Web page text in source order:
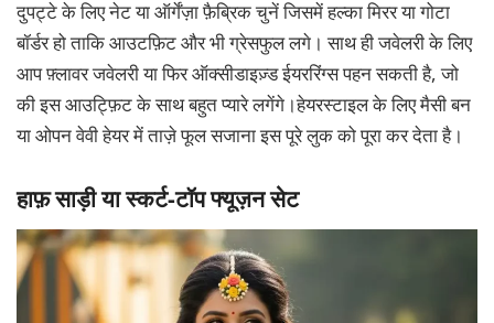
दुपट्टे के लिए नेट या ऑर्गेंज़ा फ़ैब्रिक चुनें जिसमें हल्का मिरर या गोटा
बॉर्डर हो ताकि आउटफ़िट और भी ग्रेसफुल लगे। साथ ही जवेलरी के लिए
आप फ़्लावर जवेलरी या फिर ऑक्सीडाइज़्ड ईयररिंग्स पहन सकती है, जो
की इस आउट्फ़िट के साथ बहुत प्यारे लगेंगे।हेयरस्टाइल के लिए मैसी बन
या ओपन वेवी हेयर में ताज़े फूल सजाना इस पूरे लुक को पूरा कर देता है।
हाफ़ साड़ी या स्कर्ट-टॉप फ्यूज़न सेट